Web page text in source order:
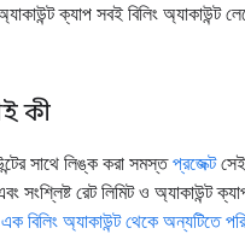
ক্যাপ সবই বিলিং অ্যাকাউন্ট
কী
সাথে লিঙ্ক করা সমস্তপ্রজেক্টসেই
সংশ্লিষ্ট রেট লিমিট ও অ্যাকাউন্ট
বিলিং অ্যাকাউন্ট থেকে অন্যটিতে